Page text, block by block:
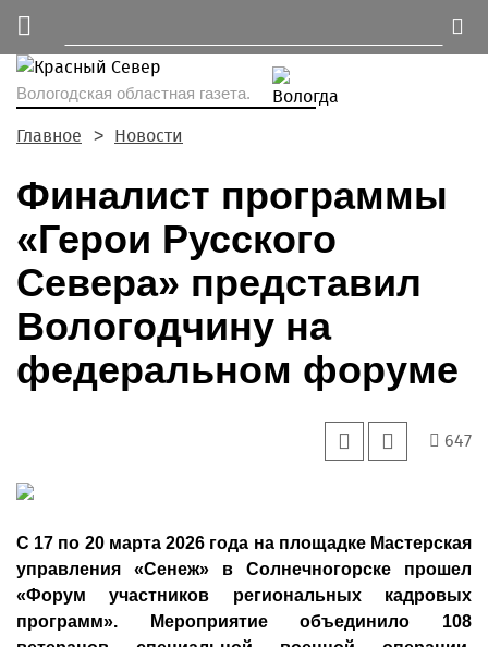
Вологодская областная газета.
Главное Новости
Финалист программы
«Герои Русского
Севера» представил
Вологодчину на
федеральном форуме
647
С 17 по 20 марта 2026 года на площадке Мастерская
управления «Сенеж» в Солнечногорске прошел
«Форум участников региональных кадровых
программ». Мероприятие объединило 108